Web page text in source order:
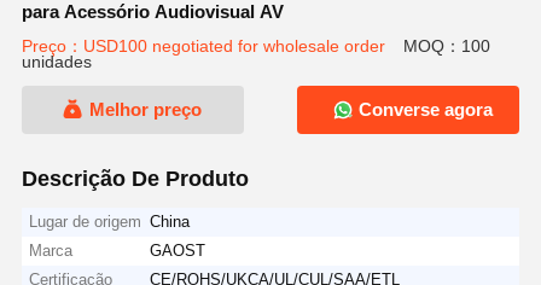
para Acessório Audiovisual AV
Preço：USD100 negotiated for wholesale order
MOQ：100
unidades
Melhor preço Converse agora
Descrição De Produto
Lugar de origem China
Marca
GAOST
Certificação
CE/ROHS/UKCA/UL/CUL/SAA/ETL